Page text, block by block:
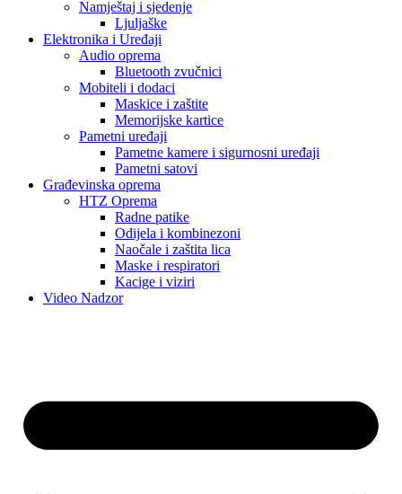
Namještaj i sjedenje
Ljuljaške
Elektronika i Uređaji
Audio oprema
Bluetooth zvučnici
Mobiteli i dodaci
Maskice i zaštite
Memorijske kartice
Pametni uređaji
Pametne kamere i sigurnosni uređaji
Pametni satovi
Građevinska oprema
HTZ Oprema
Radne patike
Odijela i kombinezoni
Naočale i zaštita lica
Maske i respiratori
Kacige i viziri
Video Nadzor